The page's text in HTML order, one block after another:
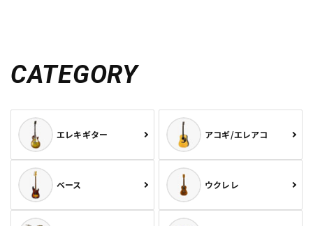
CATEGORY
エレキギター アコギ/エレアコ
ベース ウクレレ